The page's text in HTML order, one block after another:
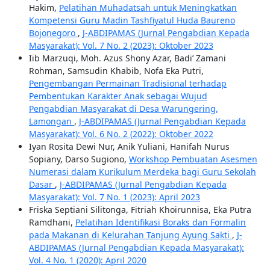
Hakim, Pelatihan Muhadatsah untuk Meningkatkan
Kompetensi Guru Madin Tashfiyatul Huda Baureno
Bojonegoro , J-ABDIPAMAS (Jurnal Pengabdian Kepada
Masyarakat): Vol. 7 No. 2 (2023): Oktober 2023
Iib Marzuqi, Moh. Azus Shony Azar, Badi’ Zamani
Rohman, Samsudin Khabib, Nofa Eka Putri,
Pengembangan Permainan Tradisional terhadap
Pembentukan Karakter Anak sebagai Wujud
Pengabdian Masyarakat di Desa Warungering,
Lamongan , J-ABDIPAMAS (Jurnal Pengabdian Kepada
Masyarakat): Vol. 6 No. 2 (2022): Oktober 2022
Iyan Rosita Dewi Nur, Anik Yuliani, Hanifah Nurus
Sopiany, Darso Sugiono, Workshop Pembuatan Asesmen
Numerasi dalam Kurikulum Merdeka bagi Guru Sekolah
Dasar , J-ABDIPAMAS (Jurnal Pengabdian Kepada
Masyarakat): Vol. 7 No. 1 (2023): April 2023
Friska Septiani Silitonga, Fitriah Khoirunnisa, Eka Putra
Ramdhani, Pelatihan Identifikasi Boraks dan Formalin
pada Makanan di Kelurahan Tanjung Ayung Sakti , J-
ABDIPAMAS (Jurnal Pengabdian Kepada Masyarakat):
Vol. 4 No. 1 (2020): April 2020